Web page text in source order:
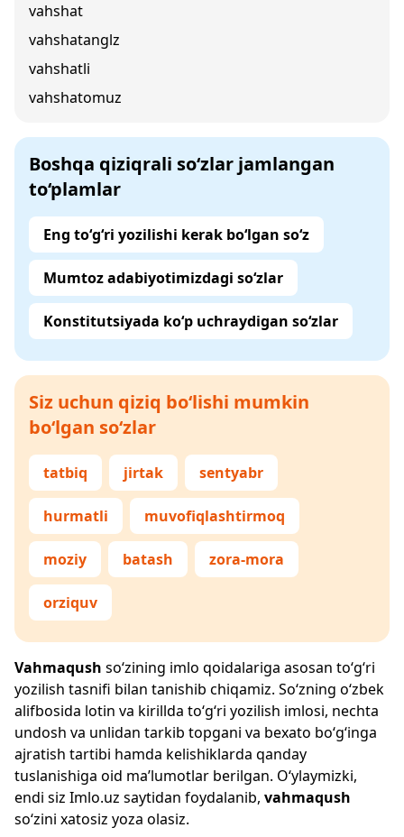
vahshat
vahshatanglz
vahshatli
vahshatomuz
Boshqa qiziqrali so‘zlar jamlangan
to‘plamlar
Eng to‘g‘ri yozilishi kerak bo‘lgan so‘z
Mumtoz adabiyotimizdagi so‘zlar
Konstitutsiyada ko‘p uchraydigan so‘zlar
Siz uchun qiziq bo‘lishi mumkin
bo‘lgan so‘zlar
tatbiq jirtak sentyabr
hurmatli muvofiqlashtirmoq
moziy batash zora-mora
orziquv
Vahmaqush so‘zining imlo qoidalariga asosan to‘g‘ri
yozilish tasnifi bilan tanishib chiqamiz. So‘zning o‘zbek
alifbosida lotin va kirillda to‘g‘ri yozilish imlosi, nechta
undosh va unlidan tarkib topgani va bexato bo‘g‘inga
ajratish tartibi hamda kelishiklarda qanday
tuslanishiga oid ma’lumotlar berilgan. O‘ylaymizki,
endi siz Imlo.uz saytidan foydalanib, vahmaqush
so‘zini xatosiz yoza olasiz.